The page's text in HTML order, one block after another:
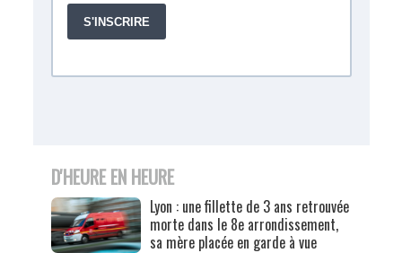
D'HEURE EN HEURE
Lyon : une fillette de 3 ans retrouvée
morte dans le 8e arrondissement,
sa mère placée en garde à vue